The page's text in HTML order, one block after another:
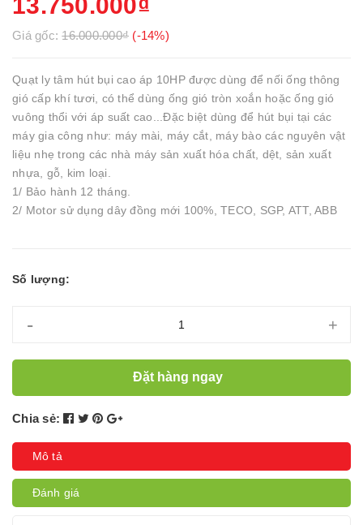
Giá gốc:16.000.000₫ (-14%)
Quạt ly tâm hút bụi cao áp 10HP được dùng để nối ống thông
gió cấp khí tươi, có thể dùng ống gió tròn xoắn hoặc ống gió
vuông thổi với áp suất cao...Đặc biệt dùng để hút bụi tại các
máy gia công như: máy mài, máy cắt, máy bào các nguyên vật
liệu nhẹ trong các nhà máy sản xuất hóa chất, dệt, sản xuất
nhựa, gỗ, kim loại.
1/ Bảo hành 12 tháng.
2/ Motor sử dụng dây đồng mới 100%, TECO, SGP, ATT, ABB
Số lượng:
- +
Đặt hàng ngay
Chia sẻ:
Mô tả
Đánh giá